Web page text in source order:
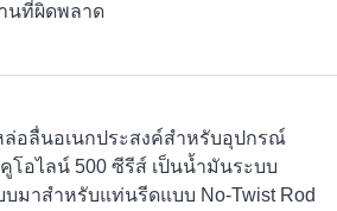
นที่ผิดพลาด
อลื่นอเนกประสงค์สำหรับอุปกรณ์
อไลน์ 500 ซีรีส์ เป็นน้ำมันระบบ
มาสำหรับแท่นรีดแบบ No-Twist Rod